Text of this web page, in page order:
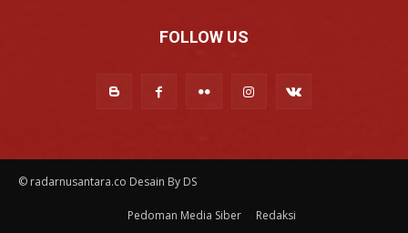
FOLLOW US
© radarnusantara.co Desain By DS
Pedoman Media Siber Redaksi